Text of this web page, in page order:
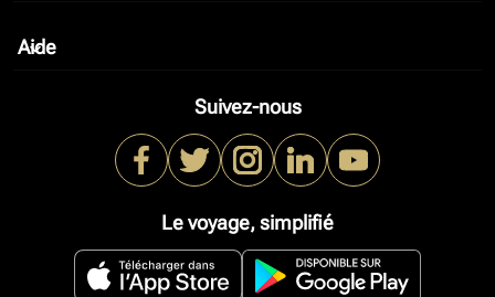
Aide
keyboard_arrow_down
Suivez-nous
Le voyage, simplifié